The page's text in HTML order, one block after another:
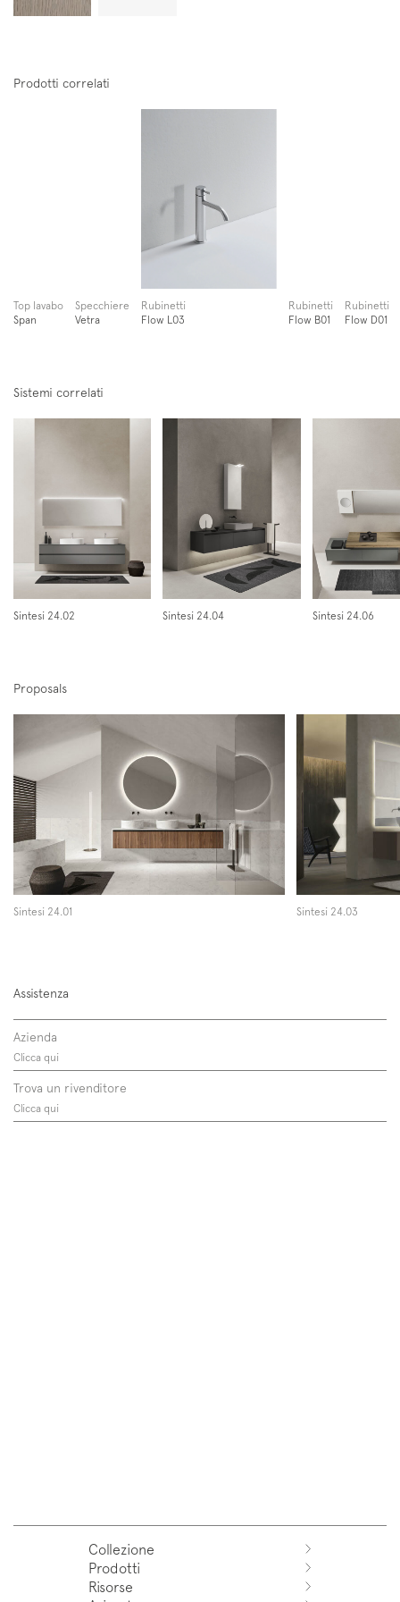
Newsletter
Pinterest
Prodotti correlati
Top lavabo
Span
Specchiere
Vetra
Rubinetti
Flow L03
Rubinetti
Flow B01
Rubinetti
Flow D01
Sistemi correlati
Sintesi 24.02 Sintesi 24.04 Sintesi 24.06
Proposals
Sintesi 24.01 Sintesi 24.03
Assistenza
Azienda
Clicca qui
Trova un rivenditore
Clicca qui
Collezione
Azuco
Azuma
Prodotti
Sistemi
Risorse